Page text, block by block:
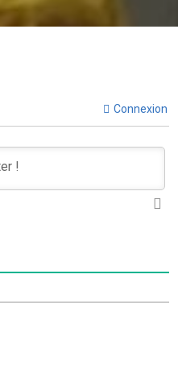
Connexion